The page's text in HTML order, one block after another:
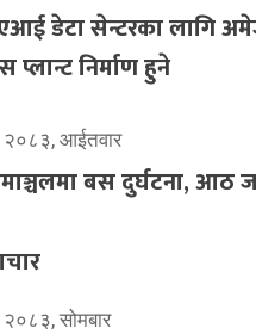
डेटा सेन्टरका लागि
प्लान्ट निर्माण हुने
२०८३, आईतवार
बस दुर्घटना, आठ
सोमबार